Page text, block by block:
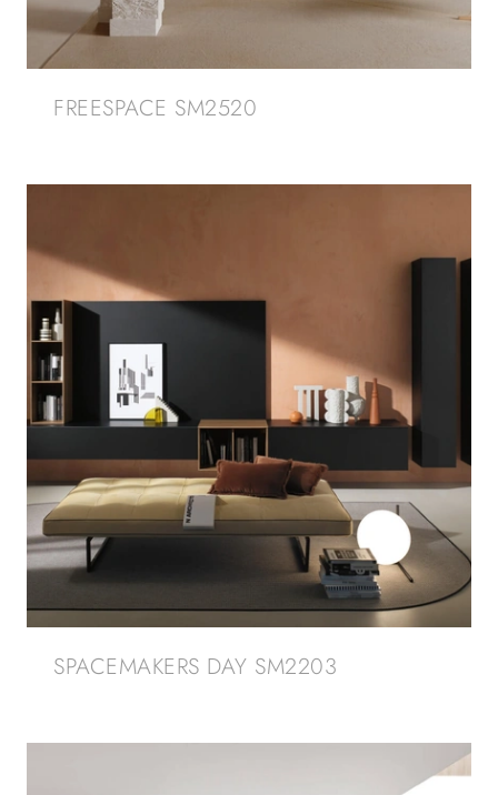
FREESPACE SM2520
SPACEMAKERS DAY SM2203